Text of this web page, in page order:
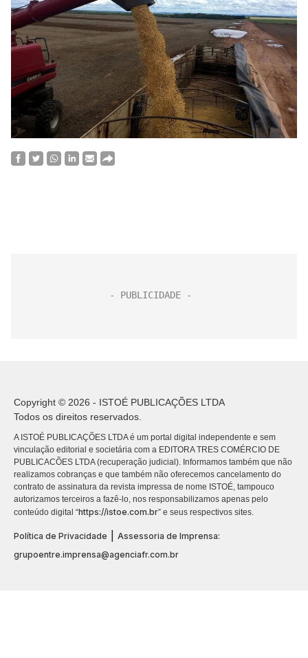
Copyright © 2026 - ISTOÉ PUBLICAÇÕES LTDA
Todos os direitos reservados.
A ISTOÉ PUBLICAÇÕES LTDA é um portal digital independente e sem
vinculação editorial e societária com a EDITORA TRES COMÉRCIO DE
PUBLICACÕES LTDA (recuperação judicial). Informamos também que não
realizamos cobranças e que também não oferecemos cancelamento do
contrato de assinatura da revista impressa de nome ISTOÉ, tampouco
autorizamos terceiros a fazê-lo, nos responsabilizamos apenas pelo
conteúdo digital “https://istoe.com.br” e seus respectivos sites.
Política de Privacidade | Assessoria de Imprensa:
grupoentre.imprensa@agenciafr.com.br